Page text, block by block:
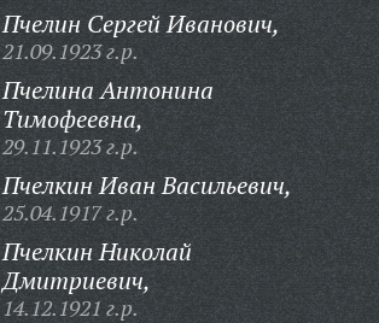
Пчелин Сергей Иванович,
21.09.1923 г.р.
Пчелина Антонина
Тимофеевна,
29.11.1923 г.р.
Пчелкин Иван Васильевич,
25.04.1917 г.р.
Пчелкин Николай
Дмитриевич,
14.12.1921 г.р.